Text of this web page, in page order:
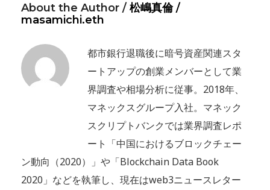
About the Author / 松嶋真倫 /
masamichi.eth
都市銀行退職後に暗号資産関連スタ
ートアップの創業メンバーとして業
界調査や相場分析に従事。2018年、
マネックスグループ入社。マネック
スクリプトバンクでは業界調査レポ
ート「中国におけるブロックチェー
ン動向（2020）」や「Blockchain Data Book
2020」などを執筆し、現在はweb3ニュースレター